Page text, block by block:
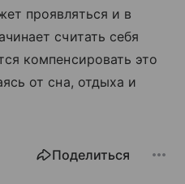
проявляться и в
считать себя
компенсировать это
от сна, отдыха и
Поделиться